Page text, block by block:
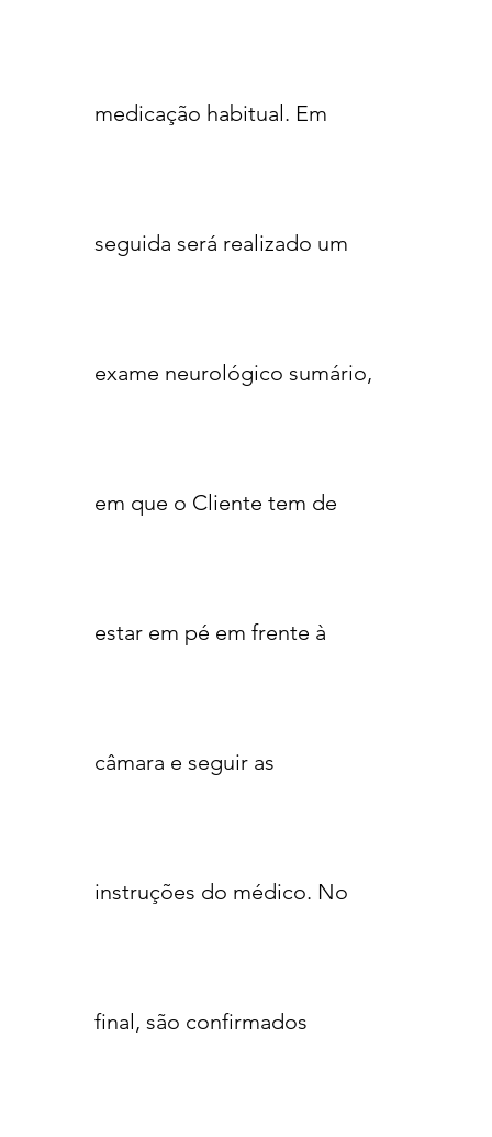
medicação habitual. Em
seguida será realizado um
exame neurológico sumário,
em que o Cliente tem de
estar em pé em frente à
câmara e seguir as
instruções do médico. No
final, são confirmados